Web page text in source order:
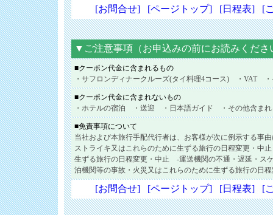
[お問合せ] [ページトップ] [日程表] [
▼ご注意事項（お申込みの前にお読みくださ
■クーポン代金に含まれるもの
・サフロンディナークルーズ(タイ料理4コース) ・VAT
■クーポン代金に含まれないもの
・ホテルの宿泊 ・送迎 ・日本語ガイド ・その他含まれ
■免責事項について
当社および本旅行手配代行者は、お客様が次に例示する事
ストライキ又はこれらのために生ずる旅行の日程変更・中
生ずる旅行の日程変更・中止 -運送機関の不通・遅延・ス
泊機関等の事故・火災又はこれらのために生ずる旅行の
[お問合せ] [ページトップ] [日程表] [